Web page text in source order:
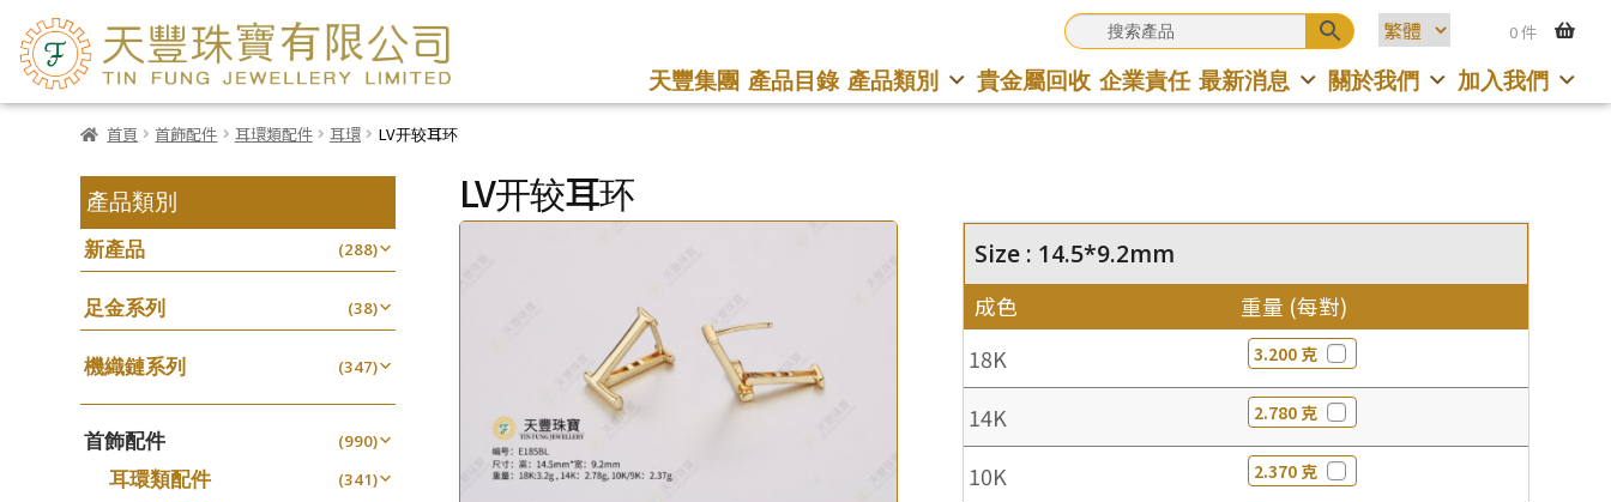
0 件
天豐集團 產品目錄 產品類別 貴金屬回收 企業責任 最新消息 關於我們 加入我們
首頁 首飾配件 耳環類配件 耳環 LV开较耳环
LV开较耳环
Size : 14.5*9.2mm
成色 重量 (每對)
18K 3.200 克
14K 2.780 克
10K 2.370 克
產品類別
新產品 (288)
足金系列 (38)
機織鏈系列 (347)
珠仔鏈 (25)
镶口链 (61)
管狀網鏈 (11)
首飾配件 (990)
耳環類配件 (341)